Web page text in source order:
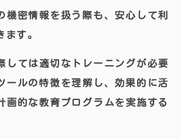
機密情報を扱う際も、安心して利
ます。
しては適切なトレーニングが必要
ールの特徴を理解し、効果的に活
画的な教育プログラムを実施する